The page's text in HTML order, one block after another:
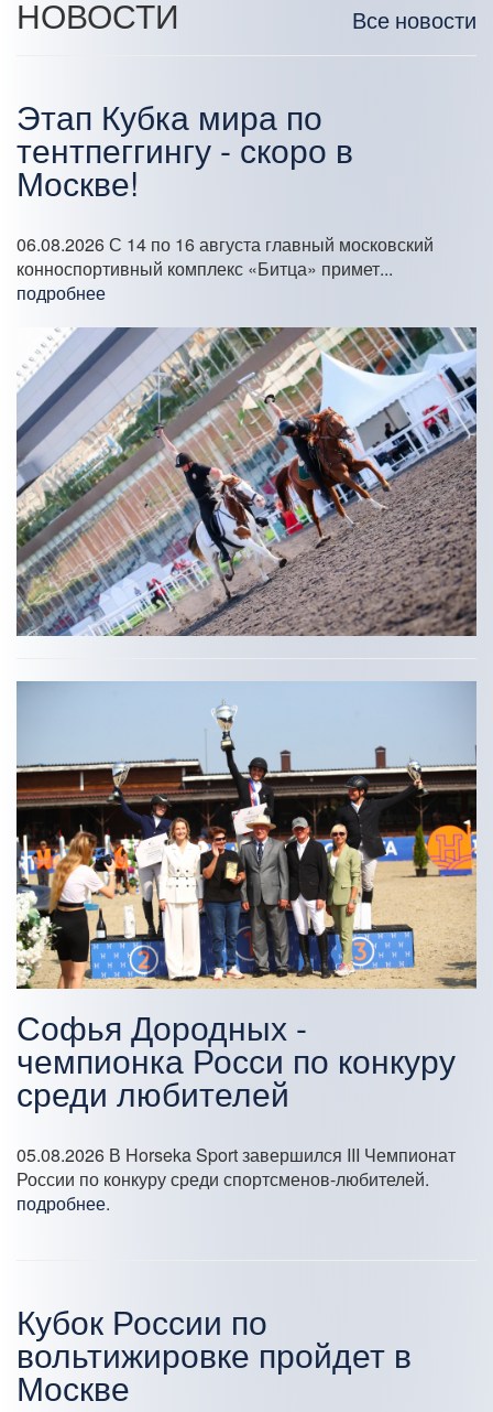
Все новости
НОВОСТИ
Этап Кубка мира по
тентпеггингу - скоро в
Москве!
06.08.2026С 14 по 16 августа главный московский
конноспортивный комплекс «Битца» примет...
подробнее
Софья Дородных -
чемпионка Росси по конкуру
среди любителей
05.08.2026 В Horseka Sport завершился III Чемпионат
России по конкуру среди спортсменов-любителей.
подробнее.
Кубок России по
вольтижировке пройдет в
Москве